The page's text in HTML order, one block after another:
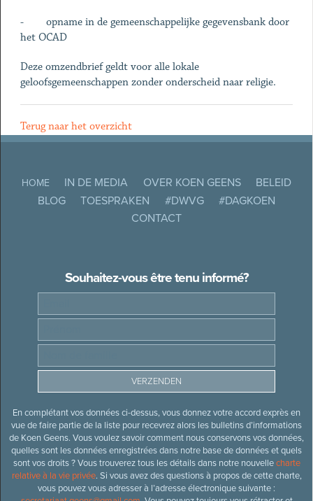
- opname in de gemeenschappelijke gegevensbank door
het OCAD
Deze omzendbrief geldt voor alle lokale
geloofsgemeenschappen zonder onderscheid naar religie.
Terug naar het overzicht
HOME IN DE MEDIA OVER KOEN GEENS
BELEID
BLOG
TOESPRAKEN #DWVG
#DAGKOEN
CONTACT
Souhaitez-vous être tenu informé?
En complétant vos données ci-dessus, vous donnez votre accord exprès en
vue de faire partie de la liste pour recevrez alors les bulletins d’informations
de Koen Geens. Vous voulez savoir comment nous conservons vos données,
quelles sont les données enregistrées dans notre base de données et quels
sont vos droits ? Vous trouverez tous les détails dans notre nouvellecharte
relative à la vie privée. Si vous avez des questions à propos de cette charte,
vous pouvez vous adresser à l’adresse électronique suivante :